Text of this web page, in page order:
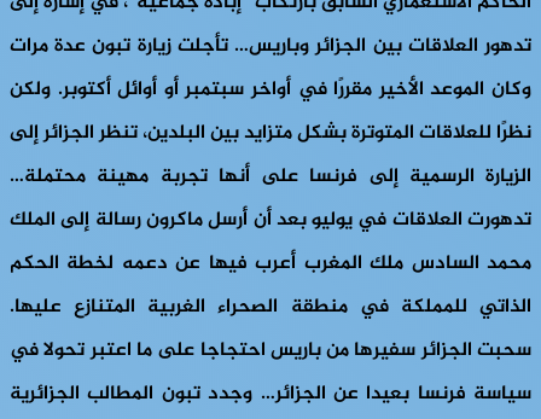
تدهور العلاقات بين الجزائر وباريس… تأجلت زيارة تبون عدة مرات
وكان الموعد الأخير مقررًا في أواخر سبتمبر أو أوائل أكتوبر. ولكن
نظرًا للعلاقات المتوترة بشكل متزايد بين البلدين، تنظر الجزائر إلى
الزيارة الرسمية إلى فرنسا على أنها تجربة مهينة محتملة…
تدهورت العلاقات في يوليو بعد أن أرسل ماكرون رسالة إلى الملك
محمد السادس ملك المغرب أعرب فيها عن دعمه لخطة الحكم
الذاتي للمملكة في منطقة الصحراء الغربية المتنازع عليها.
سحبت الجزائر سفيرها من باريس احتجاجا على ما اعتبر تحولا في
سياسة فرنسا بعيدا عن الجزائر… وجدد تبون المطالب الجزائرية